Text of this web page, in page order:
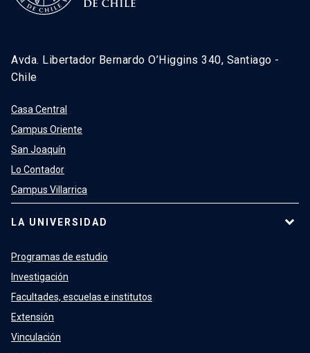
Avda. Libertador Bernardo O’Higgins 340, Santiago -
Chile
Casa Central
Campus Oriente
San Joaquín
Lo Contador
Campus Villarrica
LA UNIVERSIDAD
Programas de estudio
Investigación
Facultades, escuelas e institutos
Extensión
Vinculación